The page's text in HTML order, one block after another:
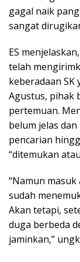
gagal naik
sangat
ES
telah
keberadaan SK
Agustus, pihak
pertemuan.
belum jelas
pencarian
“ditemukan
“Namun
sudah
Akan tetapi,
duga berbeda
jaminkan,”